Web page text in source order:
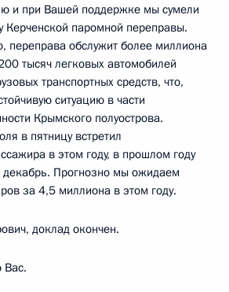
и при Вашей поддержке мы сумели
Керченской паромной переправы.
переправа обслужит более миллиона
тысяч легковых автомобилей
транспортных средств, что,
ситуацию в части
Крымского полуострова.
в пятницу встретил
в этом году, в прошлом году
Прогнозно мы ожидаем
за 4,5 миллиона в этом году.
доклад окончен.
Вас.